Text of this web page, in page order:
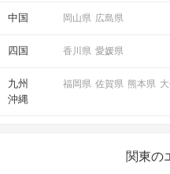
気軽にマッチング投票を♪
中国 岡山県 広島県
四国 香川県 愛媛県
九州
沖縄
福岡県 佐賀県 熊本県
関東の